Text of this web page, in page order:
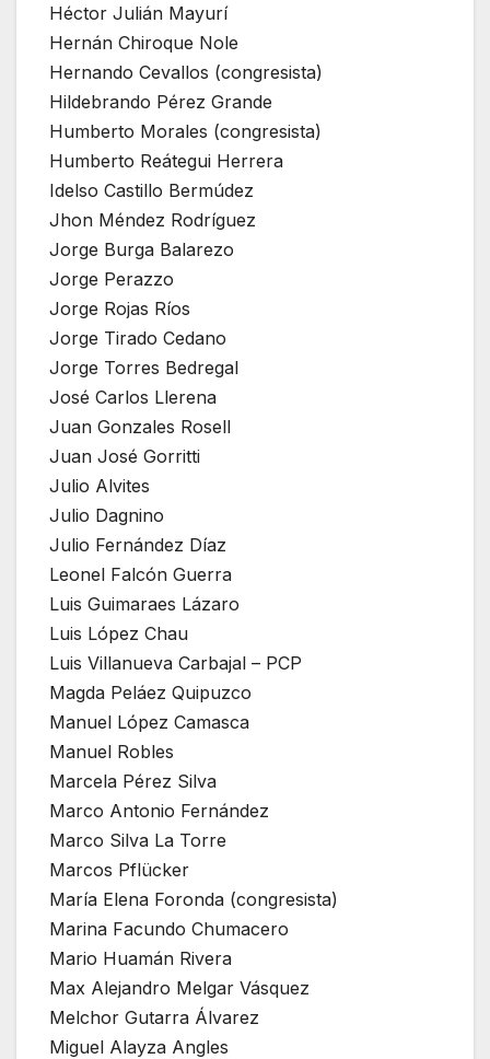
Héctor Julián Mayurí
Hernán Chiroque Nole
Hernando Cevallos (congresista)
Hildebrando Pérez Grande
Humberto Morales (congresista)
Humberto Reátegui Herrera
Idelso Castillo Bermúdez
Jhon Méndez Rodríguez
Jorge Burga Balarezo
Jorge Perazzo
Jorge Rojas Ríos
Jorge Tirado Cedano
Jorge Torres Bedregal
José Carlos Llerena
Juan Gonzales Rosell
Juan José Gorritti
Julio Alvites
Julio Dagnino
Julio Fernández Díaz
Leonel Falcón Guerra
Luis Guimaraes Lázaro
Luis López Chau
Luis Villanueva Carbajal – PCP
Magda Peláez Quipuzco
Manuel López Camasca
Manuel Robles
Marcela Pérez Silva
Marco Antonio Fernández
Marco Silva La Torre
Marcos Pflücker
María Elena Foronda (congresista)
Marina Facundo Chumacero
Mario Huamán Rivera
Max Alejandro Melgar Vásquez
Melchor Gutarra Álvarez
Miguel Alayza Angles